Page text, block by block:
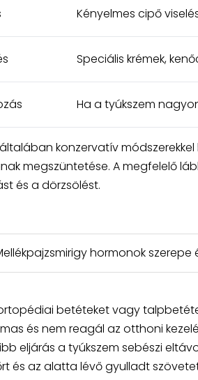
Kényelmes cipő
Speciális krémek,
Ha a tyúkszem
konzervatív
megszüntetése. A megfelelő
és a dörzsölést.
hormonok
betéteket vagy
és nem reagál az otthoni
eljárás a tyúkszem sebészi
és az alatta lévő gyulladt